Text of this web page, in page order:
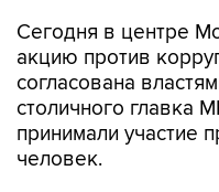
Сегодня в центре
акцию против
согласована
столичного главка
принимали участие
человек.